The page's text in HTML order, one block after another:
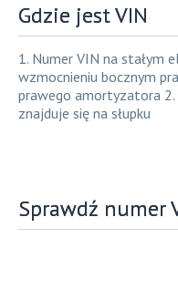
Gdzie jest VIN
1. Numer VIN na stałym
wzmocnieniu bocznym
prawego amortyzatora 2.
znajduje się na słupku
Sprawdź numer